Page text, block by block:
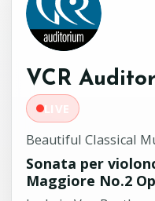
VCR
LIVE
Beautiful Classical
Sonata per
Maggiore No.2